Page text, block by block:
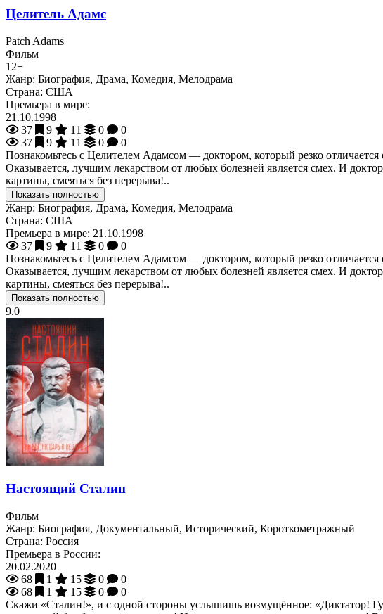
Целитель Адамс
Patch Adams
Фильм
12+
Жанр: Биография, Драма, Комедия, Мелодрама
Страна: США
Премьера в мире:
21.10.1998
37
9 11 0
0
37
9 11 0
0
Познакомьтесь с Целителем Адамсом — доктором, который резко
Оказывается, лучшим лекарством от любых болезней является смех. И
картины, смеяться без перерыва!..
Показать полностью
Жанр: Биография, Драма, Комедия, Мелодрама
Страна: США
Премьера в мире: 21.10.1998
37
9 11 0
0
Познакомьтесь с Целителем Адамсом — доктором, который резко
Оказывается, лучшим лекарством от любых болезней является смех. И
картины, смеяться без перерыва!..
Показать полностью
9.0
Настоящий Сталин
Фильм
Жанр: Биография, Документальный, Исторический, Короткометражный
Страна: Россия
Премьера в России:
20.02.2020
68
1 15 0
0
68
1 15 0
0
Скажи «Сталин!», и с одной стороны услышишь возмущённое: «Диктатор!